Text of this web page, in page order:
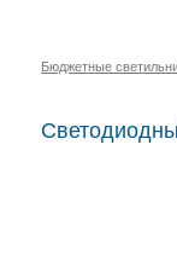
Бюджетные